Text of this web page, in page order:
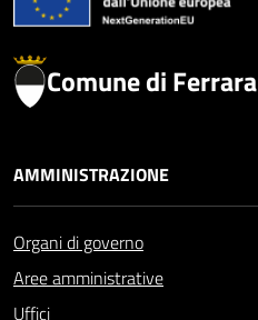
Comune di Ferrara
AMMINISTRAZIONE
Organi di governo
Aree amministrative
Uffici